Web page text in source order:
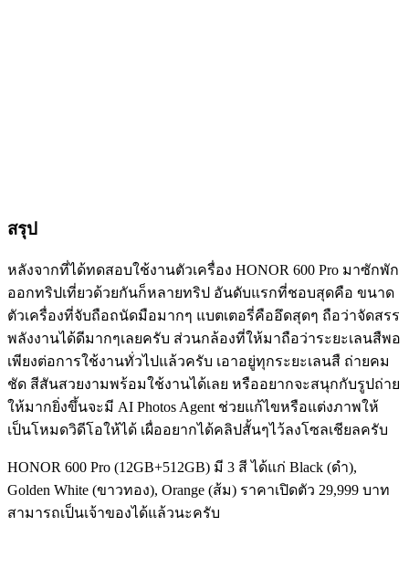
สรุป
หลังจากที่ได้ทดสอบใช้งานตัวเครื่อง HONOR 600 Pro มาซักพัก
ออกทริปเที่ยวด้วยกันก็หลายทริป อันดับแรกที่ชอบสุดคือ ขนาด
ตัวเครื่องที่จับถือถนัดมือมากๆ แบตเตอรี่คืออึดสุดๆ ถือว่าจัดสรร
พลังงานได้ดีมากๆเลยครับ ส่วนกล้องที่ให้มาถือว่าระยะเลนสืพอ
เพียงต่อการใช้งานทั่วไปแล้วครับ เอาอยู่ทุกระยะเลนสื ถ่ายคม
ชัด สีสันสวยงามพร้อมใช้งานได้เลย หรืออยากจะสนุกกับรูปถ่าย
ให้มากยิ่งขึ้นจะมี AI Photos Agent ช่วยแก้ไขหรือแต่งภาพให้
เป็นโหมดวิดีโอให้ได้ เผื่ออยากได้คลิปสั้นๆไว้ลงโซลเชียลครับ
HONOR 600 Pro (12GB+512GB) มี 3 สี ได้แก่ Black (ดำ),
Golden White (ขาวทอง), Orange (ส้ม) ราคาเปิดตัว 29,999 บาท
สามารถเป็นเจ้าของได้แล้วนะครับ